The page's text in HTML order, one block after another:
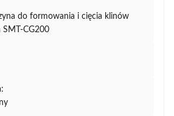
do formowania i cięcia klinów
SMT-CG200